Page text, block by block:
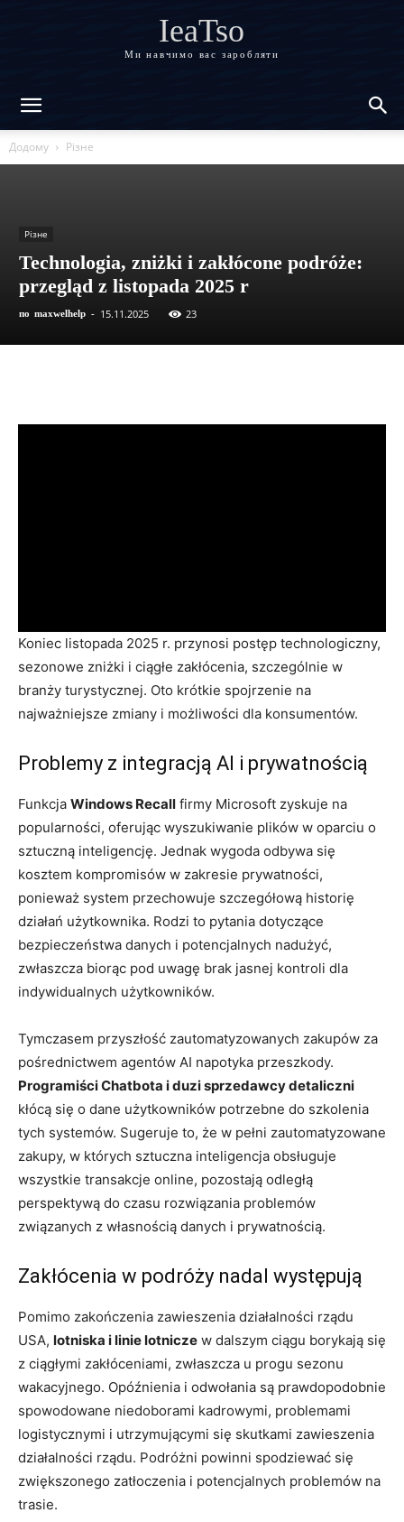
IeaTso
Ми навчимо вас заробляти
Додому Різне
Різне
Technologia, zniżki i zakłócone podróże:
przegląd z listopada 2025 r
по maxwelhelp - 15.11.2025 23
Koniec listopada 2025 r. przynosi postęp technologiczny,
sezonowe zniżki i ciągłe zakłócenia, szczególnie w
branży turystycznej. Oto krótkie spojrzenie na
najważniejsze zmiany i możliwości dla konsumentów.
Problemy z integracją AI i prywatnością
Funkcja Windows Recall firmy Microsoft zyskuje na
popularności, oferując wyszukiwanie plików w oparciu o
sztuczną inteligencję. Jednak wygoda odbywa się
kosztem kompromisów w zakresie prywatności,
ponieważ system przechowuje szczegółową historię
działań użytkownika. Rodzi to pytania dotyczące
bezpieczeństwa danych i potencjalnych nadużyć,
zwłaszcza biorąc pod uwagę brak jasnej kontroli dla
indywidualnych użytkowników.
Tymczasem przyszłość zautomatyzowanych zakupów za
pośrednictwem agentów AI napotyka przeszkody.
Programiści Chatbota i duzi sprzedawcy detaliczni
kłócą się o dane użytkowników potrzebne do szkolenia
tych systemów. Sugeruje to, że w pełni zautomatyzowane
zakupy, w których sztuczna inteligencja obsługuje
wszystkie transakcje online, pozostają odległą
perspektywą do czasu rozwiązania problemów
związanych z własnością danych i prywatnością.
Zakłócenia w podróży nadal występują
Pomimo zakończenia zawieszenia działalności rządu
USA, lotniska i linie lotnicze w dalszym ciągu borykają się
z ciągłymi zakłóceniami, zwłaszcza u progu sezonu
wakacyjnego. Opóźnienia i odwołania są prawdopodobnie
spowodowane niedoborami kadrowymi, problemami
logistycznymi i utrzymującymi się skutkami zawieszenia
działalności rządu. Podróżni powinni spodziewać się
zwiększonego zatłoczenia i potencjalnych problemów na
trasie.